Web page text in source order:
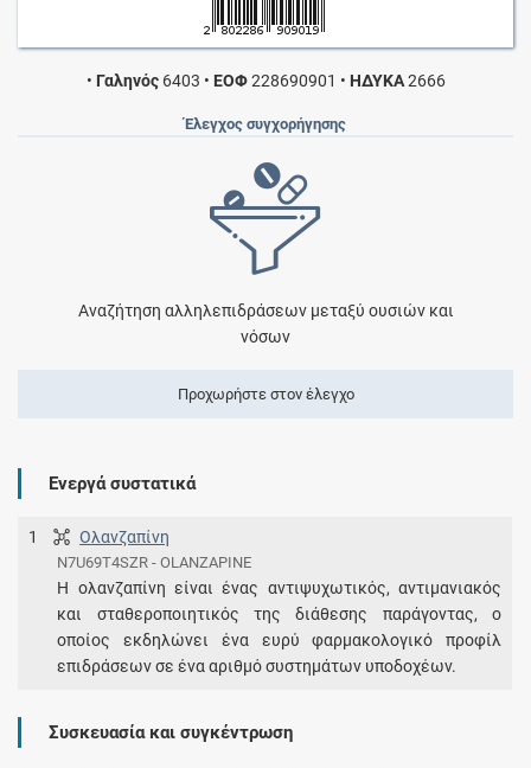
• Γαληνός6403 • ΕΟΦ228690901 • ΗΔΥΚΑ2666
Έλεγχος συγχορήγησης
Αναζήτηση αλληλεπιδράσεων μεταξύ ουσιών και
νόσων
Προχωρήστε στον έλεγχο
Ενεργά συστατικά
1 Ολανζαπίνη
N7U69T4SZR - OLANZAPINE
H ολανζαπίνη είναι ένας αντιψυχωτικός, αντιμανιακός
και σταθεροποιητικός της διάθεσης παράγοντας, ο
οποίος εκδηλώνει ένα ευρύ φαρμακολογικό προφίλ
επιδράσεων σε ένα αριθμό συστημάτων υποδοχέων.
Συσκευασία και συγκέντρωση